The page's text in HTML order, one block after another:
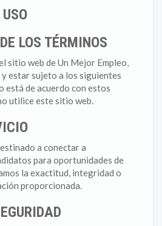
LOS TÉRMINOS
sitio web de Un Mejor Empleo,
estar sujeto a los siguientes
está de acuerdo con estos
utilice este sitio web.
a conectar a
para oportunidades de
la exactitud, integridad o
proporcionada.